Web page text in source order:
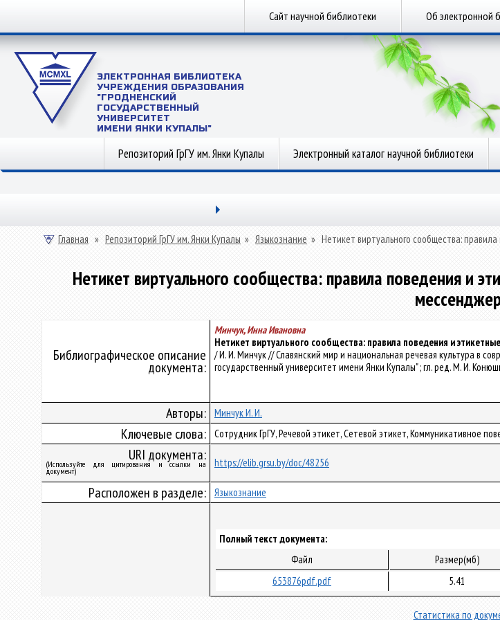
Сайт научной библиотеки Об электронной
ЭЛЕКТРОННАЯ БИБЛИОТЕКА
УЧРЕЖДЕНИЯ ОБРАЗОВАНИЯ
"ГРОДНЕНСКИЙ
ГОСУДАРСТВЕННЫЙ
УНИВЕРСИТЕТ
ИМЕНИ ЯНКИ КУПАЛЫ"
Репозиторий ГрГУ им. Янки Купалы Электронный каталог научной библиотеки
Главная » Репозиторий ГрГУ им. Янки Купалы » Языкознание » Нетикет виртуального сообщества:
Нетикет виртуального сообщества: правила поведения и
Библиографическое описание
документа:
Минчук, Инна Ивановна
Нетикет виртуального сообщества: правила поведения и
/ И. И. Минчук // Славянский мир и национальная речевая культура в
государственный университет имени Янки Купалы" ; гл. ред. М. И.
Авторы: Минчук И. И.
Ключевые слова: Сотрудник ГрГУ, Речевой этикет, Сетевой этикет, Коммуникативное
URI документа:
(Используйте для цитирования и ссылки на
документ)
https://elib.grsu.by/doc/48256
Расположен в разделе: Языкознание
Полный текст документа:
Файл
Размер(мб)
653876pdf.pdf
5.41
Статистика по